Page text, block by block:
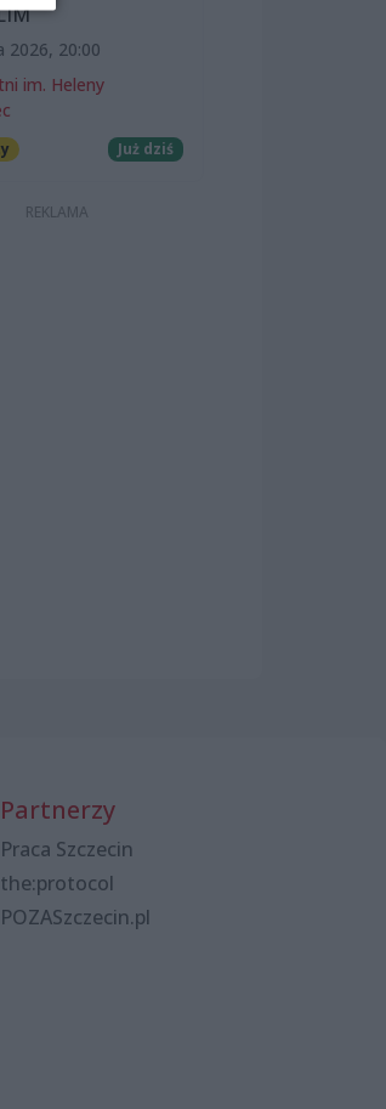
2026, 20:00
im. Heleny
Już dziś
Partnerzy
Praca Szczecin
the:protocol
POZASzczecin.pl